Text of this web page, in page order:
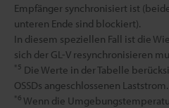
Empfänger synchronisiert ist
unteren Ende sind blockiert).
In diesem speziellen Fall ist die
sich der GL-V resynchronisieren
*5 Die Werte in der Tabelle
OSSDs angeschlossenen Laststrom.
*6 Wenn die